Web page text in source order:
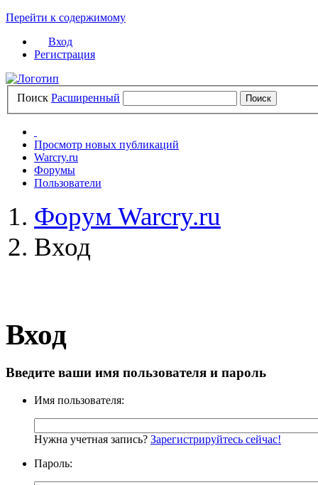
Перейти к содержимому
Вход
Регистрация
Поиск Расширенный
Просмотр новых публикаций
Warcry.ru
Форумы
Пользователи
Форум Warcry.ru
Вход
Вход
Введите ваши имя пользователя и пароль
Имя пользователя:
Нужна учетная запись? Зарегистрируйтесь сейчас!
Пароль: